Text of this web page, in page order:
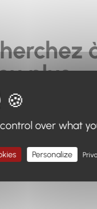
plus.
page, ou à utiliser le
l'accueilover what
Personalize